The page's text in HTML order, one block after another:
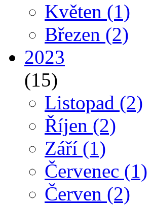
Květen (1)
Březen (2)
2023
(15)
Listopad (2)
Říjen (2)
Září (1)
Červenec (1)
Červen (2)